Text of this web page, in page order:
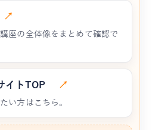
↗
座の全体像をまとめて確認で
イトTOP ↗
い方はこちら。